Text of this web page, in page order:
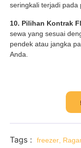
seringkali terjadi pada
10. Pilihan Kontrak
sewa yang sesuai
pendek atau jangka
Anda.
Tags : freezer